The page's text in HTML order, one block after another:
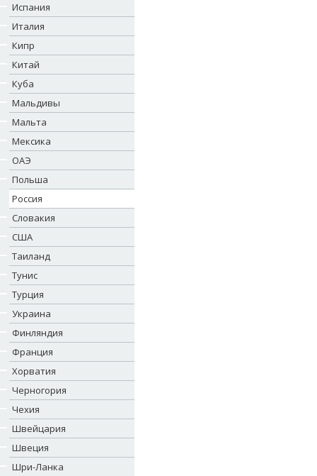
Испания
Италия
Кипр
Китай
Куба
Мальдивы
Мальта
Мексика
ОАЭ
Польша
Россия
Словакия
США
Таиланд
Тунис
Турция
Украина
Финляндия
Франция
Хорватия
Черногория
Чехия
Швейцария
Швеция
Шри-Ланка